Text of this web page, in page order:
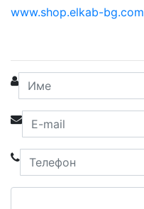
www.shop.elkab-bg.com